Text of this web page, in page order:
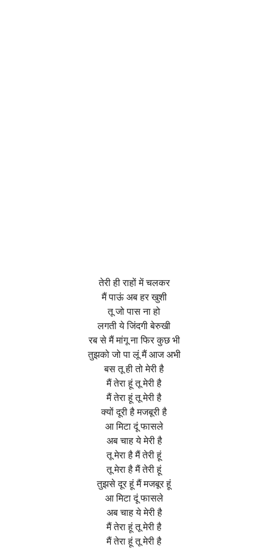
तेरी ही राहों में चलकर
मैं पाऊं अब हर खुशी
तू जो पास ना हो
लगती ये जिंदगी बेरुखी
रब से मैं मांगू ना फिर कुछ भी
तुझको जो पा लूं मैं आज अभी
बस तू ही तो मेरी है
मैं तेरा हूं तू मेरी है
मैं तेरा हूं तू मेरी है
क्यों दूरी है मजबूरी है
आ मिटा दूं फासले
अब चाह ये मेरी है
तू मेरा है मैं तेरी हूं
तू मेरा है मैं तेरी हूं
तुझसे दूर हूं मैं मजबूर हूं
आ मिटा दूं फासले
अब चाह ये मेरी है
मैं तेरा हूं तू मेरी है
मैं तेरा हूं तू मेरी है